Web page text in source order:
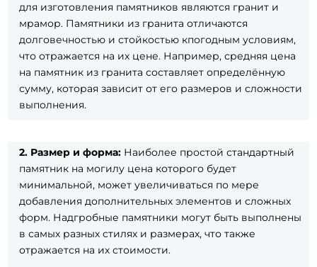
для изготовления памятников являются гранит и
мрамор. Памятники из гранита отличаются
долговечностью и стойкостью кпогодным условиям,
что отражается на их цене. Например, средняя цена
на памятник из гранита составляет определённую
сумму, которая зависит от его размеров и сложности
выполнения.
2. Размер и форма:Наиболее простой стандартный
памятник на могилу цена которого будет
минимальной, может увеличиваться по мере
добавления дополнительных элементов и сложных
форм. Надгробные памятники могут быть выполнены
в самых разных стилях и размерах, что также
отражается на их стоимости.